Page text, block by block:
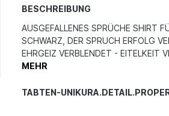
BESCHREIBUNG
AUSGEFALLENES SPRÜCHE SHIRT
SCHWARZ, DER SPRUCH ERFOLG
EHRGEIZ VERBLENDET - EITELKEIT
MEHR
TABTEN-